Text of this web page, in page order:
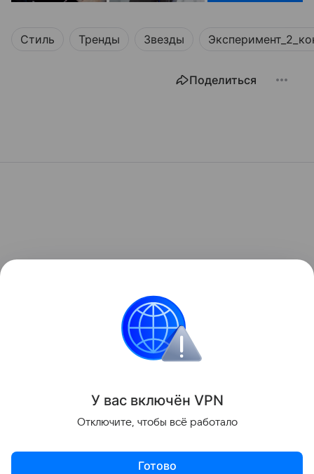
Стиль Тренды Звезды
Поделиться
У вас включён VPN
Отключите, чтобы всё работало
Готово